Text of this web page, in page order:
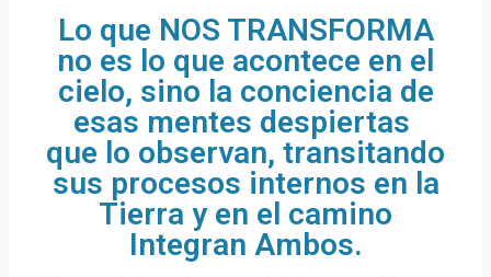
Lo que NOS TRANSFORMA
no es lo que acontece en el
cielo, sino la conciencia de
esas mentes despiertas
que lo observan, transitando
sus procesos internos en la
Tierra y en el camino
Integran Ambos.